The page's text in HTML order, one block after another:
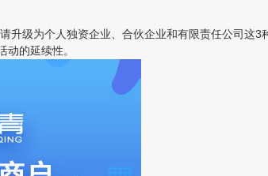
级为个人独资企业、合伙企业和有限责任公司这3
的延续性。